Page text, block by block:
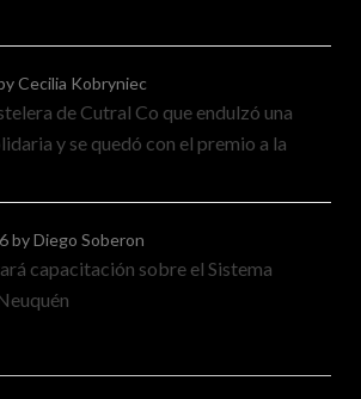
Cecilia Kobryniec
de Cutral Co que endulzó una
y se quedó con el premio a la
by Diego Soberon
capacitación sobre el Sistema